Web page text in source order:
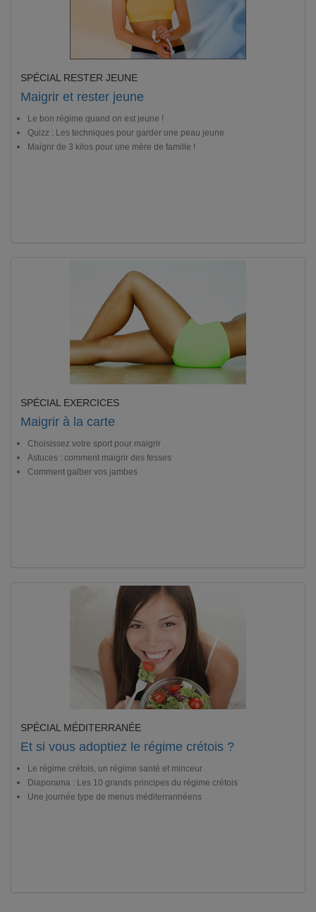
SPÉCIAL RESTER JEUNE
Maigrir et rester jeune
Le bon régime quand on est jeune !
Quizz : Les techniques pour garder une peau jeune
Maigrir de 3 kilos pour une mère de famille !
SPÉCIAL EXERCICES
Maigrir à la carte
Choisissez votre sport pour maigrir
Astuces : comment maigrir des fesses
Comment galber vos jambes
SPÉCIAL MÉDITERRANÉE
Et si vous adoptiez le régime crétois ?
Le régime crétois, un régime santé et minceur
Diaporama : Les 10 grands principes du régime crétois
Une journée type de menus méditerrannéens